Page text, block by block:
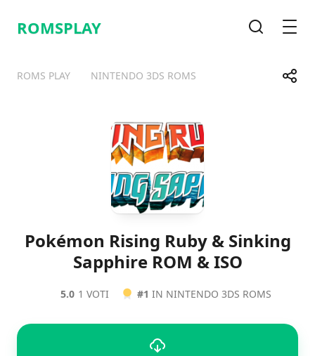
ROMSPLAY
ROMS PLAY NINTENDO 3DS ROMS
TelegramFacebook
Pokémon Rising Ruby & Sinking
Sapphire ROM & ISO
5.0 1 VOTI #1 IN NINTENDO 3DS ROMS